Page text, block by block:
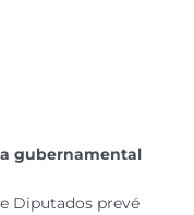
gubernamental
Diputados prevé